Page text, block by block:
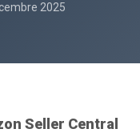
2025
Seller Central